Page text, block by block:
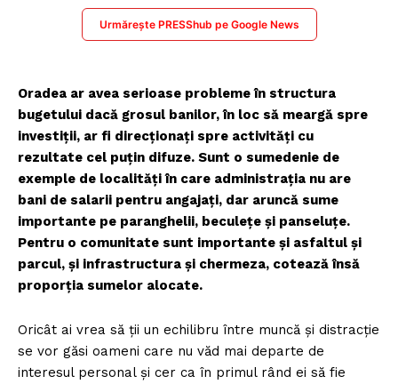
Urmărește PRESShub pe Google News
Oradea ar avea serioase probleme în structura
bugetului dacă grosul banilor, în loc să meargă spre
investiţii, ar fi direcţionaţi spre activităţi cu
rezultate cel puţin difuze. Sunt o sumedenie de
exemple de localităţi în care administraţia nu are
bani de salarii pentru angajaţi, dar aruncă sume
importante pe paranghelii, beculeţe şi panseluţe.
Pentru o comunitate sunt importante şi asfaltul şi
parcul, şi infrastructura şi chermeza, cotează însă
proporţia sumelor alocate.
Oricât ai vrea să ţii un echilibru între muncă şi distracţie
se vor găsi oameni care nu văd mai departe de
interesul personal şi cer ca în primul rând ei să fie